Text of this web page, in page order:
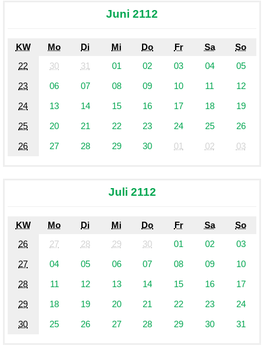
Juni 2112
KW Mo Di Mi Do Fr Sa
So
22
30 31 01 02 03 04
05
23
06 07 08 09 10 11
12
24
13 14 15 16 17 18
19
25
20 21 22 23 24 25
26
26
27 28 29 30 01 02 03
Juli 2112
KW Mo Di Mi Do Fr Sa
So
26
27 28 29 30 01 02
03
27
04 05 06 07 08 09
10
28
11 12 13 14 15 16
17
29
18 19 20 21 22 23
24
30
25 26 27 28 29 30 31